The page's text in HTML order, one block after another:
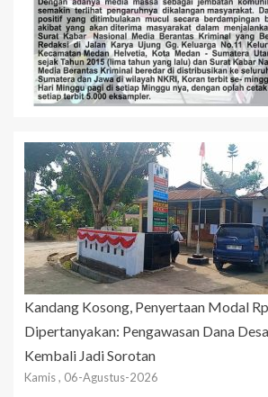
Kandang Kosong, Penyertaan Modal
Dipertanyakan: Pengawasan Dana
Kembali Jadi Sorotan
Kamis , 06-Agustus-2026